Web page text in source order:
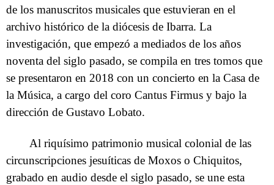
de los manuscritos musicales que estuvieran en el
archivo histórico de la diócesis de Ibarra. La
investigación, que empezó a mediados de los años
noventa del siglo pasado, se compila en tres tomos que
se presentaron en 2018 con un concierto en la Casa de
la Música, a cargo del coro Cantus Firmus y bajo la
dirección de Gustavo Lobato.
Al riquísimo patrimonio musical colonial de las
circunscripciones jesuíticas de Moxos o Chiquitos,
grabado en audio desde el siglo pasado, se une esta